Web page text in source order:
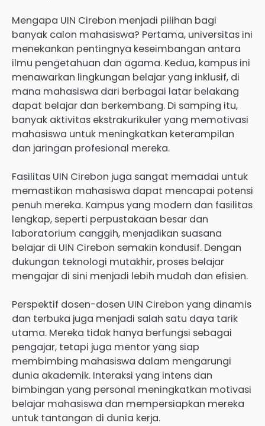
Mengapa UIN Cirebon menjadi pilihan bagi
banyak calon mahasiswa? Pertama, universitas ini
menekankan pentingnya keseimbangan antara
ilmu pengetahuan dan agama. Kedua, kampus ini
menawarkan lingkungan belajar yang inklusif, di
mana mahasiswa dari berbagai latar belakang
dapat belajar dan berkembang. Di samping itu,
banyak aktivitas ekstrakurikuler yang memotivasi
mahasiswa untuk meningkatkan keterampilan
dan jaringan profesional mereka.
Fasilitas UIN Cirebon juga sangat memadai untuk
memastikan mahasiswa dapat mencapai potensi
penuh mereka. Kampus yang modern dan fasilitas
lengkap, seperti perpustakaan besar dan
laboratorium canggih, menjadikan suasana
belajar di UIN Cirebon semakin kondusif. Dengan
dukungan teknologi mutakhir, proses belajar
mengajar di sini menjadi lebih mudah dan efisien.
Perspektif dosen-dosen UIN Cirebon yang dinamis
dan terbuka juga menjadi salah satu daya tarik
utama. Mereka tidak hanya berfungsi sebagai
pengajar, tetapi juga mentor yang siap
membimbing mahasiswa dalam mengarungi
dunia akademik. Interaksi yang intens dan
bimbingan yang personal meningkatkan motivasi
belajar mahasiswa dan mempersiapkan mereka
untuk tantangan di dunia kerja.